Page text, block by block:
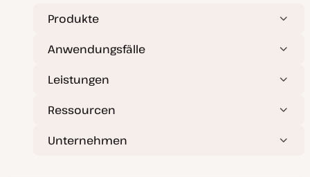
a
l
i
t
Produkte
Anwendungsfälle
Leistungen
Ressourcen
Unternehmen